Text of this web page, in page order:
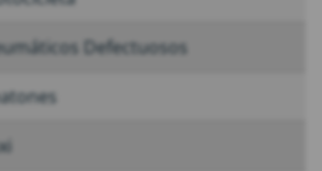
Defectuosos